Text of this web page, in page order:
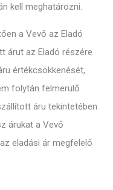
kell meghatározni.
a Vevő az Eladó
árut az Eladó részére
értékcsökkenését,
folytán felmerülő
áru tekintetében
árukat a Vevő
eladási ár megfelelő